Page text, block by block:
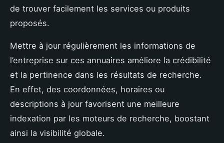
de trouver facilement les services ou produits
proposés.
Mettre à jour régulièrement les informations de
l’entreprise sur ces annuaires améliore la crédibilité
et la pertinence dans les résultats de recherche.
En effet, des coordonnées, horaires ou
descriptions à jour favorisent une meilleure
indexation par les moteurs de recherche, boostant
ainsi la visibilité globale.